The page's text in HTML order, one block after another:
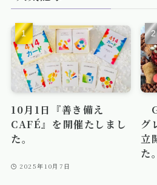
10月1日『善き備え
CAFÉ』を開催たしまし
た。
2025年10月7日
グ
立
た。